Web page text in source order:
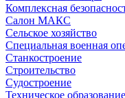
Комплексная
Салон МАКС
Сельское хозяйство
Специальная военная
Станкостроение
Строительство
Судостроение
Техническое образование